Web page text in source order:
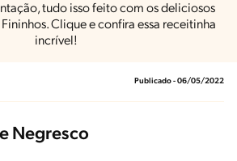
tudo isso feito com os deliciosos
Clique e confira essa receitinha
incrível!
Publicado - 06/05/2022
Negresco